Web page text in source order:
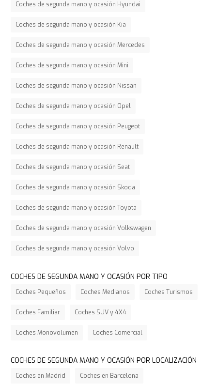
Coches de segunda mano y ocasión Hyundai
Coches de segunda mano y ocasión Kia
Coches de segunda mano y ocasión Mercedes
Coches de segunda mano y ocasión Mini
Coches de segunda mano y ocasión Nissan
Coches de segunda mano y ocasión Opel
Coches de segunda mano y ocasión Peugeot
Coches de segunda mano y ocasión Renault
Coches de segunda mano y ocasión Seat
Coches de segunda mano y ocasión Skoda
Coches de segunda mano y ocasión Toyota
Coches de segunda mano y ocasión Volkswagen
Coches de segunda mano y ocasión Volvo
COCHES DE SEGUNDA MANO Y OCASIÓN POR TIPO
Coches Pequeños Coches Medianos Coches Turismos
Coches Familiar Coches SUV y 4X4
Coches Monovolumen Coches Comercial
COCHES DE SEGUNDA MANO Y OCASIÓN POR LOCALIZACIÓN
Coches en Madrid Coches en Barcelona